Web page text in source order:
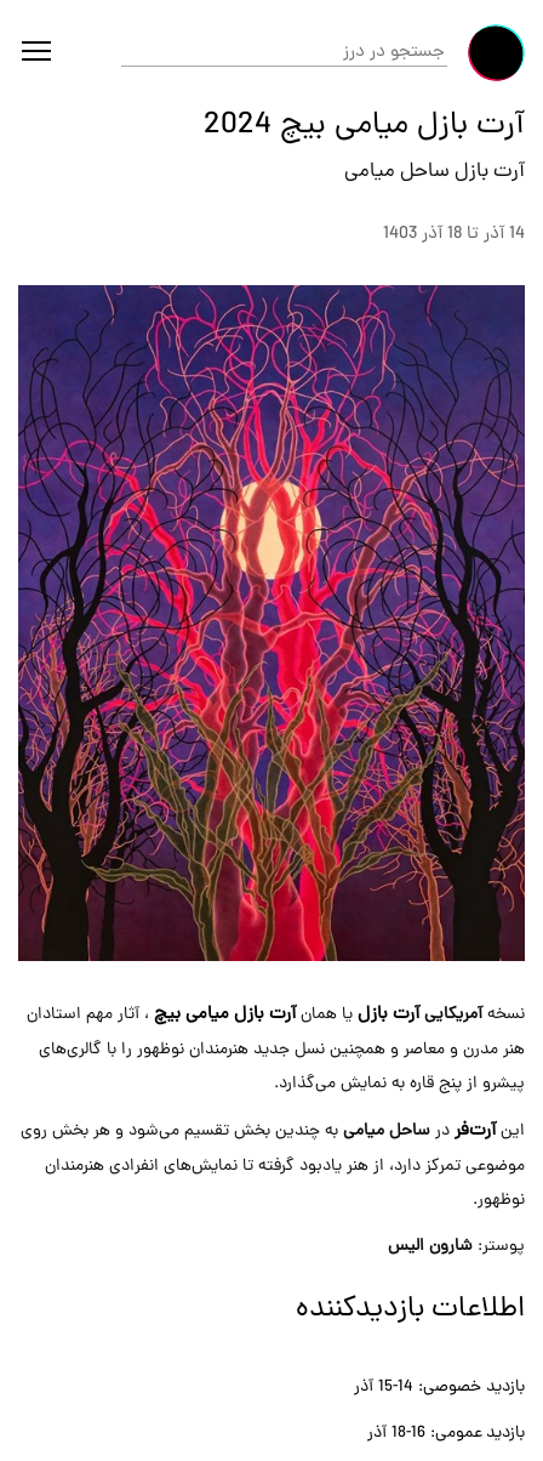
آرت بازل میامی بیچ 2024
آرت بازل ساحل میامی
14 آذر تا 18 آذر 1403
نسخهآمریکاییآرت بازلیا همانآرت بازل میامی بیچ ، آثار مهم استادان
هنر مدرن و معاصر و همچنین نسل جدید هنرمندان نوظهور را با گالری‌های
پیشرو از پنج قاره به نمایش می‌گذارد.
اینآرت‌فردرساحل میامیبه چندین بخش تقسیم می‌شود و هر بخش روی
موضوعی تمرکز دارد، از هنر یادبود گرفته تا نمایش‌های انفرادی هنرمندان
نوظهور.
پوستر: شارون الیس
اطلاعات بازدیدکننده
بازدید خصوصی: 14-15 آذر
بازدید عمومی: 16-18 آذر